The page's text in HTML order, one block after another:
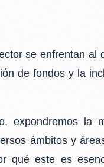
se enfrentan al
de fondos y la
expondremos la
ámbitos y
qué este es